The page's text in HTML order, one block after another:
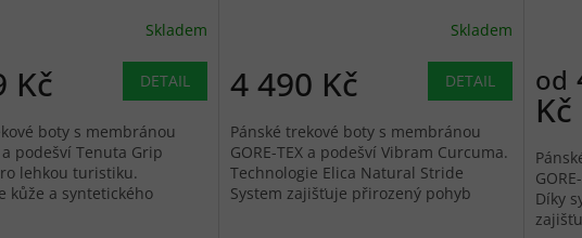
Skladem
Kč DETAIL
boty s membránou
a podešví Tenuta Grip
lehkou turistiku.
kůže a syntetického
Skladem
4 490 Kč DETAIL
Pánské trekové boty s membránou
GORE-TEX a podešví Vibram Curcuma.
Technologie Elica Natural Stride
System zajišťuje přirozený pohyb
od
Kč
Díky